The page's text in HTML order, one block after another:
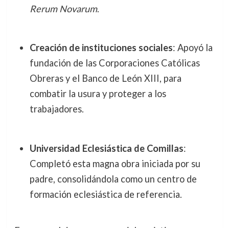
Rerum Novarum.
Creación de instituciones sociales: Apoyó la
fundación de las Corporaciones Católicas
Obreras y el Banco de León XIII, para
combatir la usura y proteger a los
trabajadores.
Universidad Eclesiástica de Comillas:
Completó esta magna obra iniciada por su
padre, consolidándola como un centro de
formación eclesiástica de referencia.